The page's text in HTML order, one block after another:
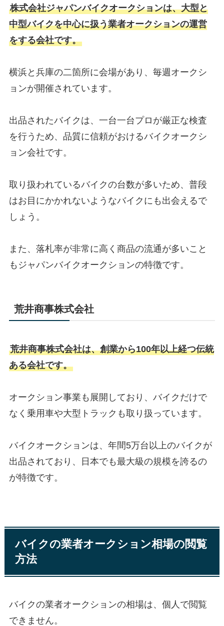
株式会社ジャパンバイクオークションは、大型と
中型バイクを中心に扱う業者オークションの運営
をする会社です。
横浜と兵庫の二箇所に会場があり、毎週オークシ
ョンが開催されています。
出品されたバイクは、一台一台プロが厳正な検査
を行うため、品質に信頼がおけるバイクオークシ
ョン会社です。
取り扱われているバイクの台数が多いため、普段
はお目にかかれないようなバイクにも出会えるで
しょう。
また、落札率が非常に高く商品の流通が多いこと
もジャパンバイクオークションの特徴です。
荒井商事株式会社
荒井商事株式会社は、創業から100年以上経つ伝統
ある会社です。
オークション事業も展開しており、バイクだけで
なく乗用車や大型トラックも取り扱っています。
バイクオークションは、年間5万台以上のバイクが
出品されており、日本でも最大級の規模を誇るの
が特徴です。
バイクの業者オークション相場の閲覧
方法
バイクの業者オークションの相場は、個人で閲覧
できません。